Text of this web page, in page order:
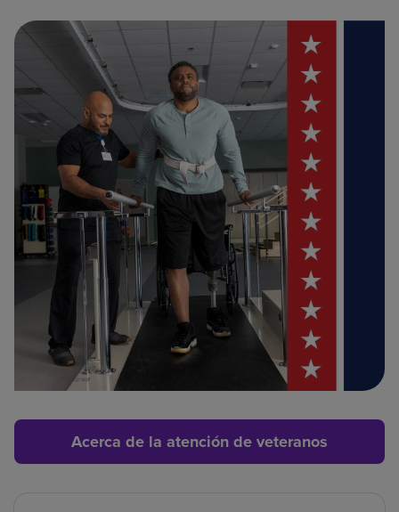
Acerca de la atención de veteranos